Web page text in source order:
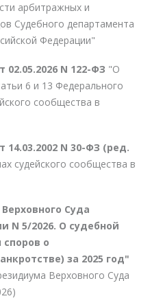
арбитражных и
Судебного департамента
Федерации"
N 122-ФЗ "О
6 и 13 Федерального
сообщества в
N 30-ФЗ (ред.
судейского сообщества в
Суда
N 5/2026. О судебной
о
за 2025 год"
Верховного Суда